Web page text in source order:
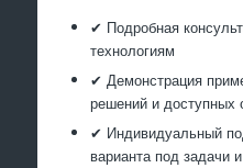
✔ Подробная
технологиям
✔ Демонстрация
решений и доступных
✔ Индивидуальный
варианта под задачи